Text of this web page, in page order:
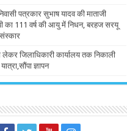
पत्रकार सुभाष यादव की माताजी
का 111 वर्ष की आयु में निधन, बरहज सरयू
जिलाधिकारी कार्यालय तक निकाली
ज्ञापन